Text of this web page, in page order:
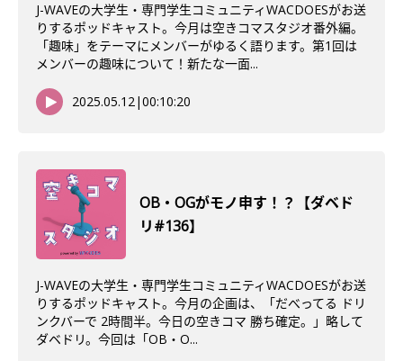
J-WAVEの大学生・専門学生コミュニティWACDOESがお送
りするポッドキャスト。今月は空きコマスタジオ番外編。
「趣味」をテーマにメンバーがゆるく語ります。第1回は
メンバーの趣味について！新たな一面...
2025.05.12|00:10:20
OB・OGがモノ申す！？【ダベド
リ#136】
J-WAVEの大学生・専門学生コミュニティWACDOESがお送
りするポッドキャスト。今月の企画は、「だべってる ドリ
ンクバーで 2時間半。今日の空きコマ 勝ち確定。」略して
ダベドリ。今回は「OB・O...